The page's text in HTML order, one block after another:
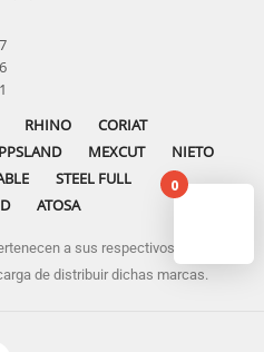
RHINO
CORIAT
MEXCUT
NIETO
STEEL FULL
ATOSA
a sus respectivos dueños
de distribuir dichas marcas.
0